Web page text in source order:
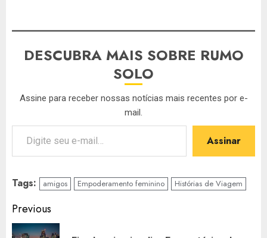
DESCUBRA MAIS SOBRE RUMO
SOLO
Assine para receber nossas notícias mais recentes por e-
mail.
Digite seu e-mail…
Assinar
Tags: amigos Empoderamento feminino Histórias de Viagem
Post
navigation
Previous